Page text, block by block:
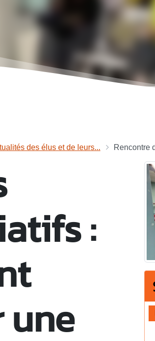
des élus et de leurs... Rencontre
: